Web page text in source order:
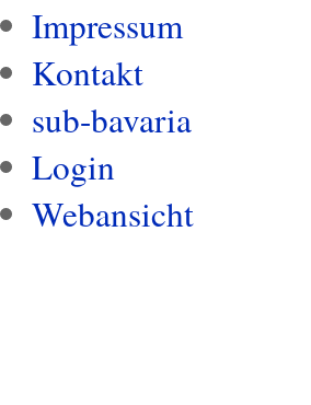
Impressum
Kontakt
sub-bavaria
Login
Webansicht